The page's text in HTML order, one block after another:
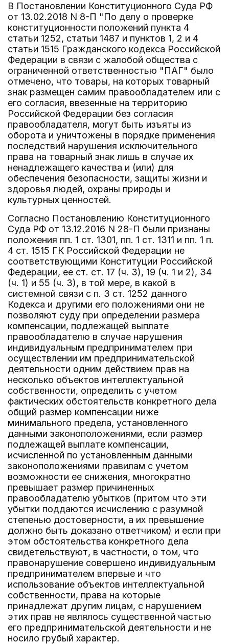
В Постановлении Конституционного Суда РФ
от 13.02.2018 N 8-П "По делу о проверке
конституционности положений пункта 4
статьи 1252, статьи 1487 и пунктов 1, 2 и 4
статьи 1515 Гражданского кодекса Российской
Федерации в связи с жалобой общества с
ограниченной ответственностью "ПАГ" было
отмечено, что товары, на которых товарный
знак размещен самим правообладателем или с
его согласия, ввезенные на территорию
Российской Федерации без согласия
правообладателя, могут быть изъяты из
оборота и уничтожены в порядке применения
последствий нарушения исключительного
права на товарный знак лишь в случае их
ненадлежащего качества и (или) для
обеспечения безопасности, защиты жизни и
здоровья людей, охраны природы и
культурных ценностей.
Согласно Постановлению Конституционного
Суда РФ от 13.12.2016 N 28-П были признаны
положения пп. 1 ст. 1301, пп. 1 ст. 1311 и пп. 1 п.
4 ст. 1515 ГК Российской Федерации не
соответствующими Конституции Российской
Федерации, ее ст. ст. 17 (ч. 3), 19 (ч. 1 и 2), 34
(ч. 1) и 55 (ч. 3), в той мере, в какой в
системной связи с п. 3 ст. 1252 данного
Кодекса и другими его положениями они не
позволяют суду при определении размера
компенсации, подлежащей выплате
правообладателю в случае нарушения
индивидуальным предпринимателем при
осуществлении им предпринимательской
деятельности одним действием прав на
несколько объектов интеллектуальной
собственности, определить с учетом
фактических обстоятельств конкретного дела
общий размер компенсации ниже
минимального предела, установленного
данными законоположениями, если размер
подлежащей выплате компенсации,
исчисленной по установленным данными
законоположениями правилам с учетом
возможности ее снижения, многократно
превышает размер причиненных
правообладателю убытков (притом что эти
убытки поддаются исчислению с разумной
степенью достоверности, а их превышение
должно быть доказано ответчиком) и если при
этом обстоятельства конкретного дела
свидетельствуют, в частности, о том, что
правонарушение совершено индивидуальным
предпринимателем впервые и что
использование объектов интеллектуальной
собственности, права на которые
принадлежат другим лицам, с нарушением
этих прав не являлось существенной частью
его предпринимательской деятельности и не
носило грубый характер.